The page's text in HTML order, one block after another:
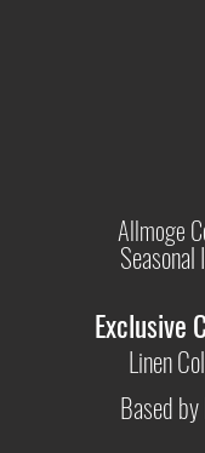
Allmoge
Exclusive
Linen
Based